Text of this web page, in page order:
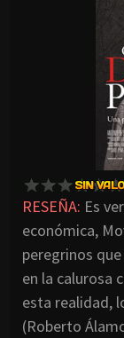
RESEÑA: Es
económica,
peregrinos
en la calurosa
esta realidad,
(Roberto